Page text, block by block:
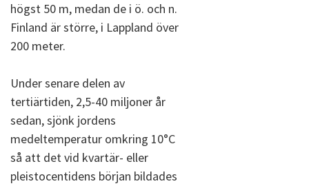
högst 50 m, medan de i ö. och n.
Finland är större, i Lappland över
200 meter.
Under senare delen av
tertiärtiden, 2,5-40 miljoner år
sedan, sjönk jordens
medeltemperatur omkring 10°C
så att det vid kvartär- eller
pleistocentidens början bildades